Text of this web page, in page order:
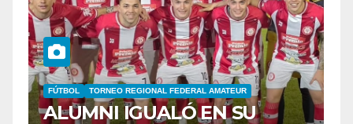
BELGRANO FÚTBOL LIGA PROFESIONAL
BELGRANO RESCATÓ UN